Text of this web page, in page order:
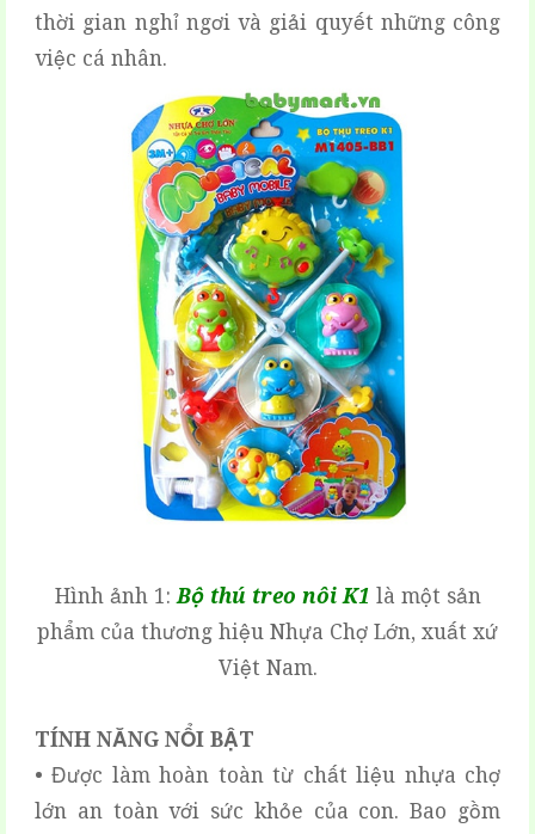
thời gian nghỉ ngơi và giải quyết những công
việc cá nhân.
Hình ảnh 1:Bộ thú treo nôi K1 là một sản
phẩm của thương hiệu Nhựa Chợ Lớn, xuất xứ
Việt Nam.
TÍNH NĂNG NỔI BẬT
• Được làm hoàn toàn từ chất liệu nhựa chợ
lớn an toàn với sức khỏe của con. Bao gồm